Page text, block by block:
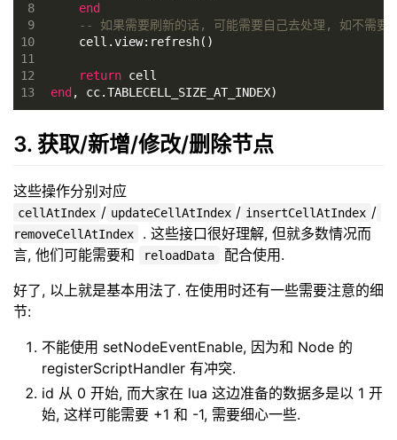
8
9
10
11
12
13
end
-- 如果需要刷新的话, 可能需要自己去处理, 如不需要,
    cell.view:refresh()
return cell
end , cc.TABLECELL_SIZE_AT_INDEX)
3. 获取/新增/修改/删除节点
这些操作分别对应
cellAtIndex / updateCellAtIndex / insertCellAtIndex /
removeCellAtIndex
. 这些接口很好理解, 但就多数情况而
言, 他们可能需要和
reloadData
配合使用.
好了, 以上就是基本用法了. 在使用时还有一些需要注意的细
节:
不能使用 setNodeEventEnable, 因为和 Node 的
registerScriptHandler 有冲突.
id 从 0 开始, 而大家在 lua 这边准备的数据多是以 1 开
始, 这样可能需要 +1 和 -1, 需要细心一些.